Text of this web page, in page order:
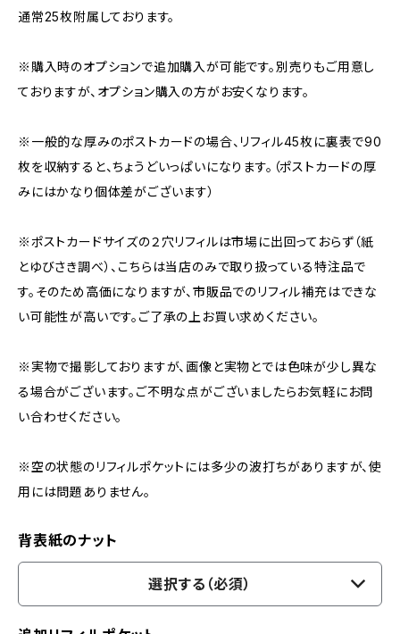
通常25枚附属しております。
※購入時のオプションで追加購入が可能です。別売りもご用意し
ておりますが、オプション購入の方がお安くなります。
※一般的な厚みのポストカードの場合、リフィル45枚に裏表で90
枚を収納すると、ちょうどいっぱいになります。（ポストカードの厚
みにはかなり個体差がございます）
※ポストカードサイズの２穴リフィルは市場に出回っておらず（紙
とゆびさき調べ）、こちらは当店のみで取り扱っている特注品で
す。そのため高価になりますが、市販品でのリフィル補充はできな
い可能性が高いです。ご了承の上お買い求めください。
※実物で撮影しておりますが、画像と実物とでは色味が少し異な
る場合がございます。ご不明な点がございましたらお気軽にお問
い合わせください。
※空の状態のリフィルポケットには多少の波打ちがありますが、使
用には問題ありません。
背表紙のナット
選択する（必須）